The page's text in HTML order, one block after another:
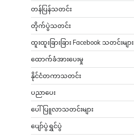
တန်ပြန်သတင်း
တိုက်ပွဲသတင်း
ထူးထူးခြားခြား Facebook သတင်းများ
ထောက်ခံအားပေးမှု
နိုင်ငံတကာသတင်း
ပညာပေး
ပေါ်ပြူလာသတင်းများ
ပျော်ပွဲရွှင်ပွဲ